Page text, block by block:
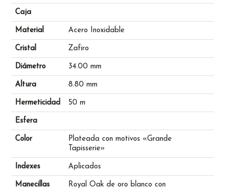
Caja
Material Acero Inoxidable
Cristal Zafiro
Diámetro 34.00 mm
Altura 8.80 mm
Hermeticidad 50 m
Esfera
Color
Plateada con motivos «Grande
Tapisserie»
Indexes Aplicados
Manecillas
Royal Oak de oro blanco con